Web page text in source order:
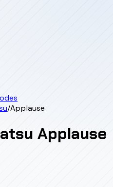
/Applause
Applause